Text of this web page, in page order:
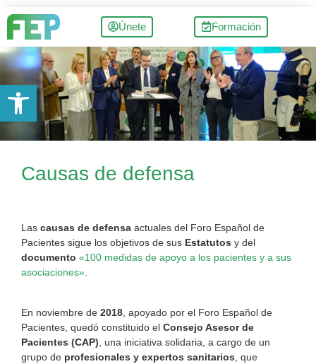
Únete Formación
Causas de defensa
Las causas de defensa actuales del Foro Español de
Pacientes sigue los objetivos de sus Estatutos y del
documento «100 medidas de apoyo a los pacientes y a sus
asociaciones».
En noviembre de 2018, apoyado por el Foro Español de
Pacientes, quedó constituido el Consejo Asesor de
Pacientes (CAP), una iniciativa solidaria, a cargo de un
grupo de profesionales y expertos sanitarios, que
Abrir barra de herramientas